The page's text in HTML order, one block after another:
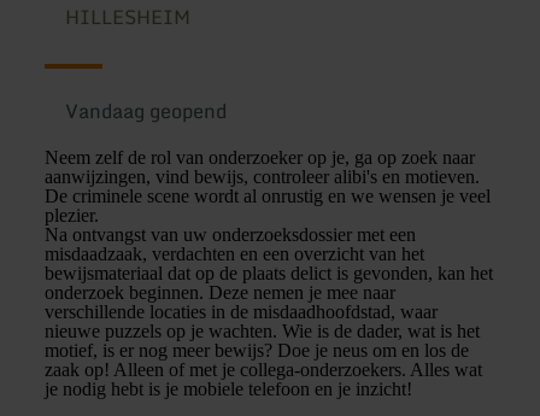
HILLESHEIM
Vandaag geopend
Neem zelf de rol van onderzoeker op je, ga op zoek naar
aanwijzingen, vind bewijs, controleer alibi's en motieven.
De criminele scene wordt al onrustig en we wensen je veel
plezier.
Na ontvangst van uw onderzoeksdossier met een
misdaadzaak, verdachten en een overzicht van het
bewijsmateriaal dat op de plaats delict is gevonden, kan het
onderzoek beginnen. Deze nemen je mee naar
verschillende locaties in de misdaadhoofdstad, waar
nieuwe puzzels op je wachten. Wie is de dader, wat is het
motief, is er nog meer bewijs? Doe je neus om en los de
zaak op! Alleen of met je collega-onderzoekers. Alles wat
je nodig hebt is je mobiele telefoon en je inzicht!